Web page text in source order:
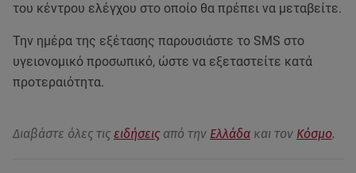
του κέντρου ελέγχου στο οποίο θα πρέπει να μεταβείτε.
Την ημέρα της εξέτασης παρουσιάστε το SMS στο
υγειονομικό προσωπικό, ώστε να εξεταστείτε κατά
προτεραιότητα.
Διαβάστε όλες τις ειδήσεις από την Ελλάδα και τον Κόσμο.